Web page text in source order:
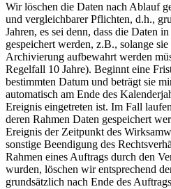
Wir löschen die Daten nach Ablauf
und vergleichbarer Pflichten, d.h.,
Jahren, es sei denn, dass die Daten
gespeichert werden, z.B., solange
Archivierung aufbewahrt werden
Regelfall 10 Jahre). Beginnt eine
bestimmten Datum und beträgt sie
automatisch am Ende des
Ereignis eingetreten ist. Im Fall
deren Rahmen Daten gespeichert
Ereignis der Zeitpunkt des
sonstige Beendigung des
Rahmen eines Auftrags durch den
wurden, löschen wir entsprechend
grundsätzlich nach Ende des